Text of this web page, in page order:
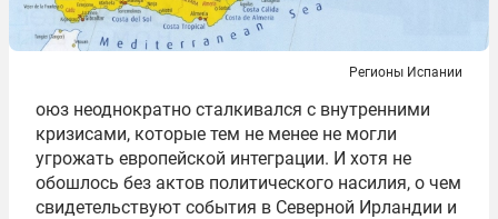
Регионы Испании
оюз неоднократно сталкивался с внутренними
кризисами, которые тем не менее не могли
угрожать европейской интеграции. И хотя не
обошлось без актов политического насилия, о чем
свидетельствуют события в Северной Ирландии и